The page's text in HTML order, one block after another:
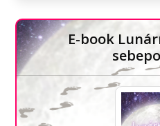
E-book